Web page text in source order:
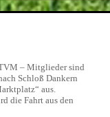
– Mitglieder sind
Schloß Dankern
aus.
die Fahrt aus den